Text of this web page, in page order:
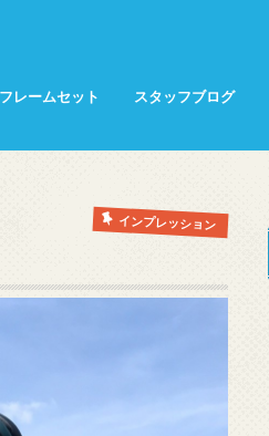
レームセット スタッフブログ
インプレッション